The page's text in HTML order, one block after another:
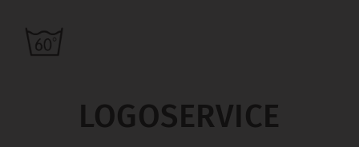
LOGOSERVICE